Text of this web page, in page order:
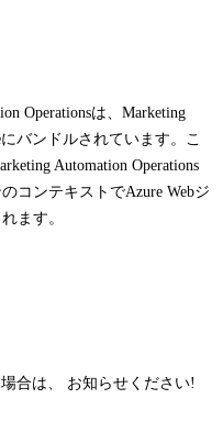
Operationsは、Marketing
バンドルされています。こ
Automation Operations
コンテキストでAzure Webジ
ます。
合は、 お知らせください!